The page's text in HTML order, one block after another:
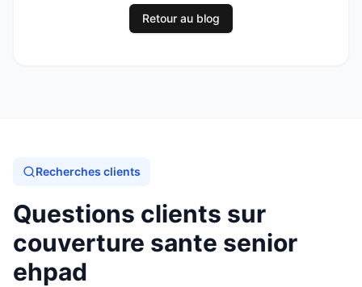
Retour au blog
Recherches clients
Questions clients sur
couverture sante senior
ehpad